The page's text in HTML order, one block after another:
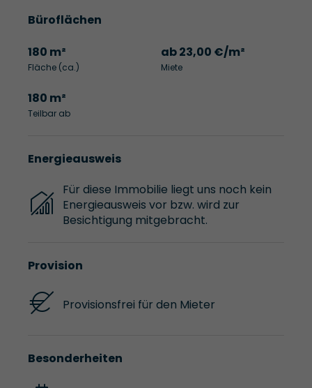
Büroflächen
180 m²
Fläche (ca.)
ab 23,00 €/m²
Miete
180 m²
Teilbar ab
Energieausweis
Für diese Immobilie liegt uns noch kein
Energieausweis vor bzw. wird zur
Besichtigung mitgebracht.
Provision
Provisionsfrei für den Mieter
Besonderheiten